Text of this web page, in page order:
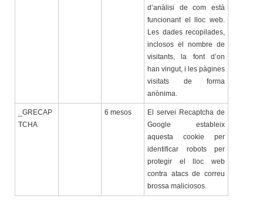
d’anàlisi de com està
funcionant el lloc web.
Les dades recopilades,
inclosos el nombre de
visitants, la font d’on
han vingut, i les pàgines
visitats de forma
anònima.
_GRECAP
TCHA
6 mesos
El servei Recaptcha de
Google estableix
aquesta cookie per
identificar robots per
protegir el lloc web
contra atacs de correu
brossa maliciosos.